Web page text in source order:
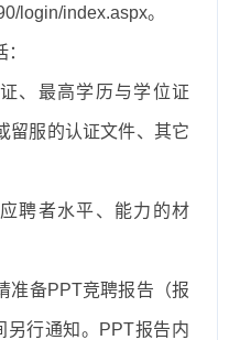
login/index.aspx。
、最高学历与学位证
留服的认证文件、其它
聘者水平、能力的材
准备PPT竞聘报告（报
行通知。 PPT报告内